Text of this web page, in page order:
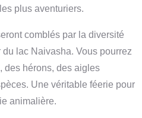
plus aventuriers.
comblés par la diversité
lac Naivasha. Vous pourrez
des hérons, des aigles
Une véritable féerie pour
animalière.